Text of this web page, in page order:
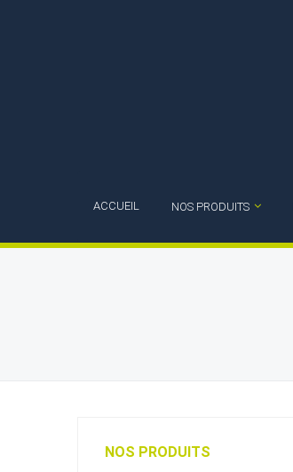
ACCUEIL NOS PRODUITS
NOS PRODUITS